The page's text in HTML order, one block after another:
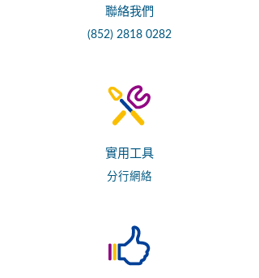
聯絡我們
(852) 2818 0282
實用工具
分行網絡